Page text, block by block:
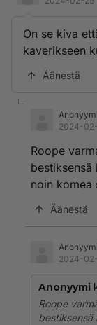
On se kiva
kaverikseen
Äänestä
Anonyymi
2024-
Roope
noin komea
Äänestä
Anonyymi
2024-
Anonyymi
Roope
bestiksensä